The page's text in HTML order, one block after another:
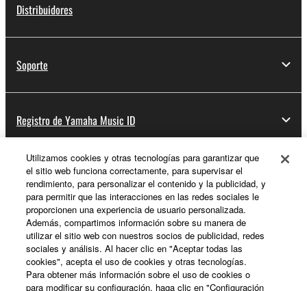
Distribuidores
Soporte
Registro de Yamaha Music ID
Acerca de Yamaha
España - Spanish
Empresa
Utilizamos cookies y otras tecnologías para garantizar que
el sitio web funciona correctamente, para supervisar el
rendimiento, para personalizar el contenido y la publicidad, y
para permitir que las interacciones en las redes sociales le
proporcionen una experiencia de usuario personalizada.
Además, compartimos información sobre su manera de
utilizar el sitio web con nuestros socios de publicidad, redes
sociales y análisis. Al hacer clic en "Aceptar todas las
cookies", acepta el uso de cookies y otras tecnologías.
Para obtener más información sobre el uso de cookies o
para modificar su configuración, haga clic en "Configuración